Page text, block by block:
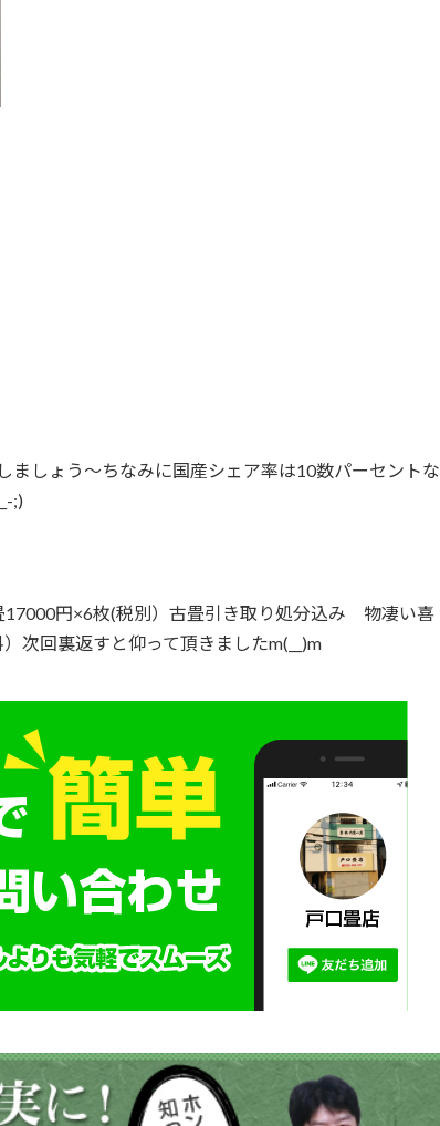
しょう～ちなみに国産シェア率は10数パーセントな
;)
円×6枚(税別）古畳引き取り処分込み 物凄い喜
次回裏返すと仰って頂きましたm(__)m